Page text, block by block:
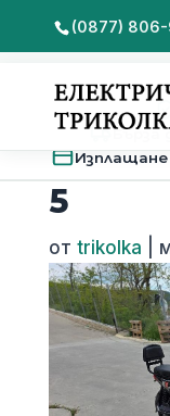
(0877)
Бърза
Изплащане
5
от trikolka